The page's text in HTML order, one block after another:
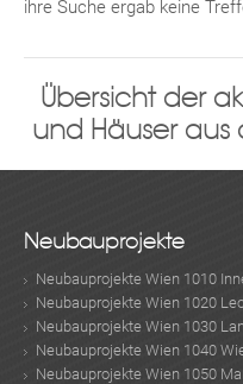
ihre Suche ergab keine
Übersicht der
und Häuser
Neubauprojekte
Neubauprojekte Wien 1010
Neubauprojekte Wien 1020
Neubauprojekte Wien 1030
Neubauprojekte Wien 1040
Neubauprojekte Wien 1050